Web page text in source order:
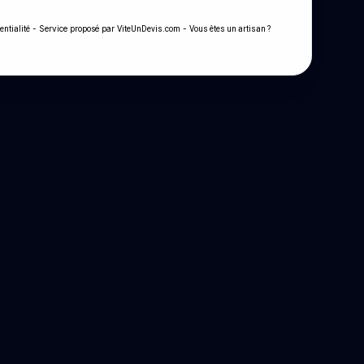
- Service proposé par ViteUnDevis.com - Vous êtes un artisan ?